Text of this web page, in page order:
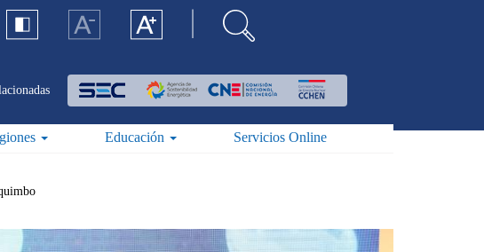
Educación Servicios Online